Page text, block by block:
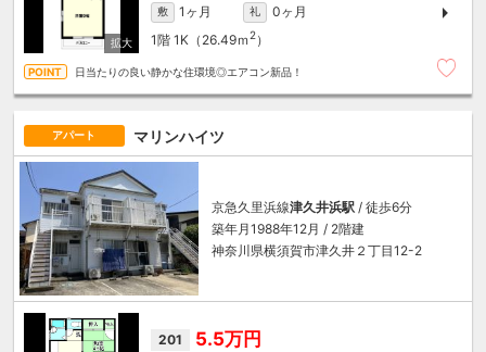
敷 1ヶ月 礼
0ヶ月
1階 1K（26.49ｍ 2）
日当たりの良い静かな住環境◎エアコン新品！
アパート マリンハイツ
京急久里浜線津久井浜駅 / 徒歩6分
築年月1988年12月 / 2階建
神奈川県横須賀市津久井２丁目12-2
201 5.5万円